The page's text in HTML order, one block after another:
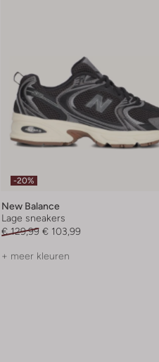
-20%
New Balance
Lage sneakers
€ 129,99 € 103,99
+ meer kleuren